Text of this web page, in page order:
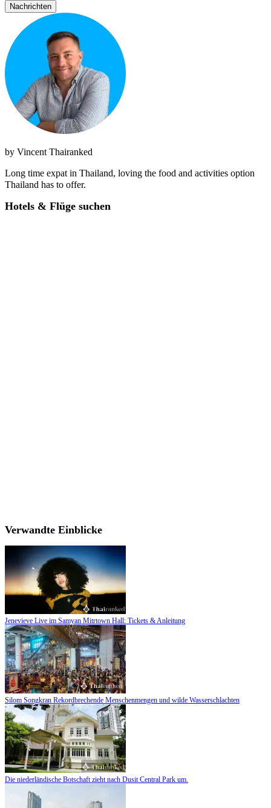
Nachrichten
by Vincent Thairanked
Long time expat in Thailand, loving the food and activities option
Thailand has to offer.
Hotels & Flüge suchen
Verwandte Einblicke
Jenevieve Live im Samyan Mitrtown Hall: Tickets & Anleitung
Silom Songkran Rekordbrechende Menschenmengen und wilde Wasserschlachten
Die niederländische Botschaft zieht nach Dusit Central Park um.